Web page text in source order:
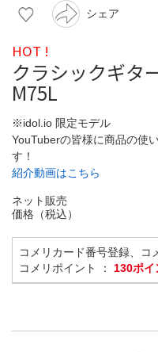
シェア
HOT !
クラシックギタ
M75L
※idol.io 限定モデル
YouTuberの皆様に商品の使
す！
紹介動画はこちら
ネット販売
価格（税込）
コメリカード番号登録、コ
コメリポイント ： 130ポイ